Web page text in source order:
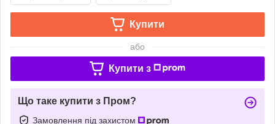
Купити
або
Купити з
Що таке купити з Пром?
Замовлення під захистом